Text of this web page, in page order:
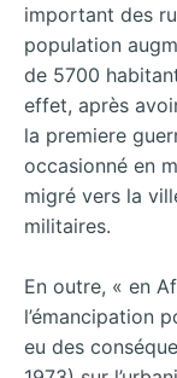
important des
population
de 5700
effet, après
la premiere
occasionné en
migré vers la
militaires.
En outre, « en
l’émancipation
eu des